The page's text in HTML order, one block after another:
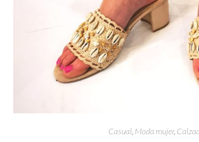
Casual Moda mujer,